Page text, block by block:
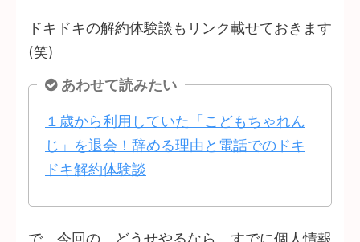
ドキドキの解約体験談もリンク載せておきます
(笑)
あわせて読みたい
１歳から利用していた「こどもちゃれん
じ」を退会！辞める理由と電話でのドキ
ドキ解約体験談
で、今回の、どうせやるなら、すでに個人情報